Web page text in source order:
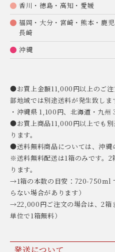
香川・徳島・高知・愛媛
福岡・大分・宮崎・熊本・鹿児
長崎
沖縄
●お買上金額11,000円以上のご
部地域では別途送料が発生致しま
・沖縄県 1,100円、北海道・九州
●お買上商品11,000円以上でも
ります。
●送料無料商品については、沖縄
※送料無料配送は1箱のみです。
ります。
→1箱の本数の目安：720-750ml
らない場合があります）
→22,000円ご注文の場合は、2箱
単位で1箱無料）
発送について